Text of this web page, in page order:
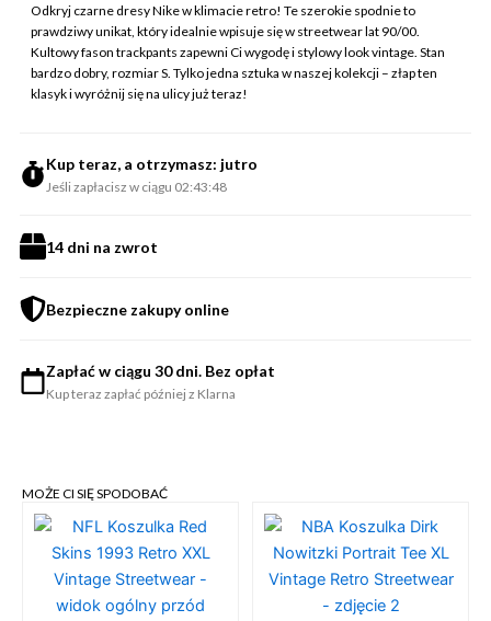
Odkryj czarne dresy Nike w klimacie retro! Te szerokie spodnie to
prawdziwy unikat, który idealnie wpisuje się w streetwear lat 90/00.
Kultowy fason trackpants zapewni Ci wygodę i stylowy look vintage. Stan
bardzo dobry, rozmiar S. Tylko jedna sztuka w naszej kolekcji – złap ten
klasyk i wyróżnij się na ulicy już teraz!
Kup teraz, a otrzymasz: jutro
Jeśli zapłacisz w ciągu 02:43:48
14 dni na zwrot
Bezpieczne zakupy online
Zapłać w ciągu 30 dni. Bez opłat
Kup teraz zapłać później z Klarna
MOŻE CI SIĘ SPODOBAĆ